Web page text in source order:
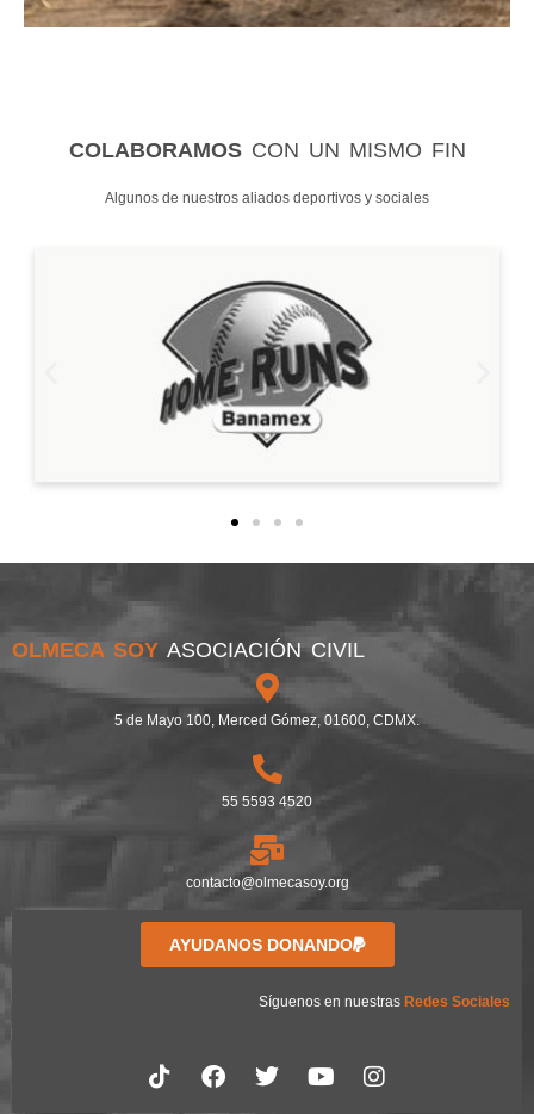
COLABORAMOSCON UN MISMO FIN
Algunos de nuestros aliados deportivos y sociales
OLMECA SOY ASOCIACIÓN CIVIL
5 de Mayo 100, Merced Gómez, 01600, CDMX.
55 5593 4520
contacto@olmecasoy.org
AYUDANOS DONANDO
Síguenos en nuestras Redes Sociales